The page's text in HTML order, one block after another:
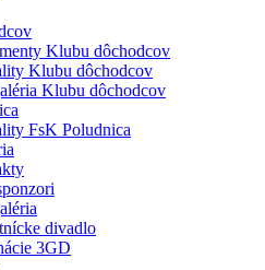
Klubu dôchodcov
Klubu dôchodcov
Klubu dôchodcov
FsK Poludnica
divadlo
3GD